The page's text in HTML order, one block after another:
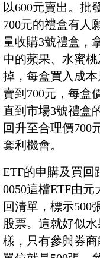
以600元賣出。批
700元的禮盒有人
量收購3號禮盒，
中的蘋果、水蜜
掉，每盒買入成
賣到700元，每盒
直到市場3號禮盒
回升至合理價700
套利機會。
ETF的申購及買回
0050這檔ETF由
回清單，標示500
股票。這就好似
樣，只有參與券